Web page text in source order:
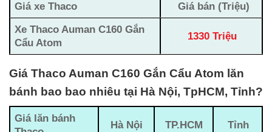
Giá xe Thaco
Giá bán (Triệu)
Xe Thaco Auman C160 Gắn
Cẩu Atom
1330 Triệu
Giá Thaco Auman C160 Gắn Cẩu Atom lăn
bánh bao bao nhiêu tại Hà Nội, TpHCM, Tỉnh?
Giá lăn bánh
Hà Nội TP.HCM Tỉnh